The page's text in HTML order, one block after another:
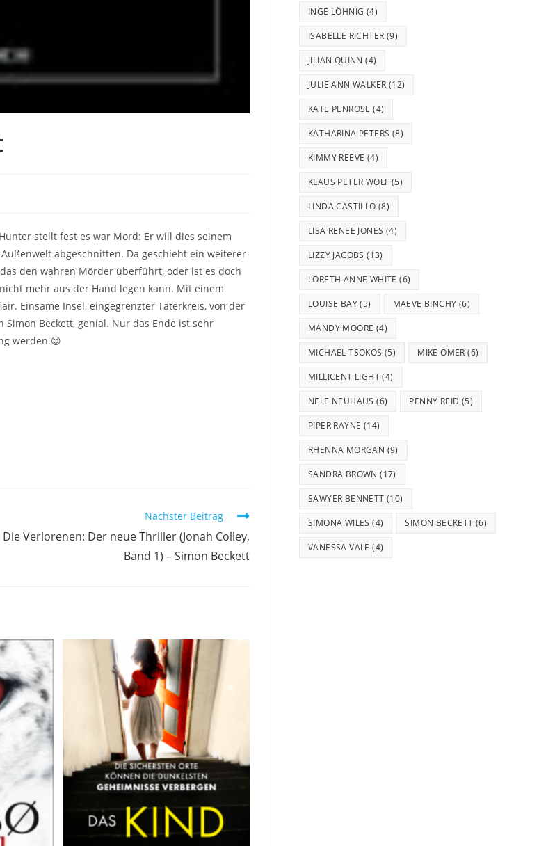
stellt fest es war Mord: Er will dies seinem
abgeschnitten. Da geschieht ein weiterer
den wahren Mörder überführt, oder ist es doch
mehr aus der Hand legen kann. Mit einem
Einsame Insel, eingegrenzter Täterkreis, von der
Beckett, genial. Nur das Ende ist sehr
werden 😉
Nächster Beitrag
Die Verlorenen: Der neue Thriller (Jonah Colley,
Band 1) – Simon Beckett
INGE LÖHNIG (4)
ISABELLE RICHTER (9)
JILIAN QUINN (4)
JULIE ANN WALKER (12)
KATE PENROSE (4)
KATHARINA PETERS (8)
KIMMY REEVE (4)
KLAUS PETER WOLF (5)
LINDA CASTILLO (8)
LISA RENEE JONES (4)
LIZZY JACOBS (13)
LORETH ANNE WHITE (6)
LOUISE BAY(5) MAEVE BINCHY (6)
MANDY MOORE (4)
MICHAEL TSOKOS (5) MIKE OMER (6)
MILLICENT LIGHT(4)
NELE NEUHAUS (6) PENNY REID (5)
PIPER RAYNE (14)
RHENNA MORGAN (9)
SANDRA BROWN (17)
SAWYER BENNETT (10)
SIMONA WILES (4) SIMON BECKETT (6)
VANESSA VALE (4)